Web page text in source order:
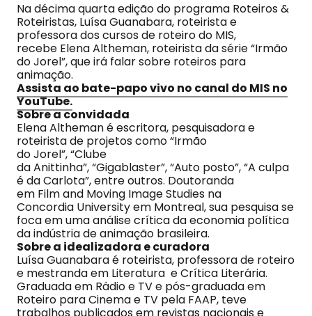
Na décima quarta edição do programa Roteiros &
Roteiristas, Luísa Guanabara, roteirista e
professora dos cursos de roteiro do MIS,
recebe Elena Altheman, roteirista da série “Irmão
do Jorel”, que irá falar sobre roteiros para
animação.
Assista ao bate-papo vivo no canal do MIS no
YouTube.
Sobre a convidada
Elena Altheman é escritora, pesquisadora e
roteirista de projetos como “Irmão
do Jorel”, “Clube
da Anittinha”, “Gigablaster”, “Auto posto”, “A culpa
é da Carlota”, entre outros. Doutoranda
em Film and Moving Image Studies na
Concordia University em Montreal, sua pesquisa se
foca em uma análise crítica da economia política
da indústria de animação brasileira.
Sobre a idealizadora e curadora
Luísa Guanabara é roteirista, professora de roteiro
e mestranda em Literatura e Crítica Literária.
Graduada em Rádio e TV e pós-graduada em
Roteiro para Cinema e TV pela FAAP, teve